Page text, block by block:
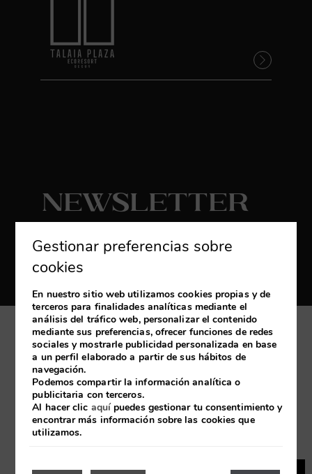
Newsletter
Reciba las últimas novedades y promociones
exclusivas
Mi reserva
Desarrollado pormirai
Aviso Legal
Política de cookies
Gestionar preferencias sobre
cookies
En nuestro sitio web utilizamos cookies propias y de
terceros para finalidades analíticas mediante el
análisis del tráfico web, personalizar el contenido
mediante sus preferencias, ofrecer funciones de redes
sociales y mostrarle publicidad personalizada en base
a un perfil elaborado a partir de sus hábitos de
navegación.
Podemos compartir la información analítica o
publicitaria con terceros.
Al hacer clic aquípuedes gestionar tu consentimiento y
encontrar más información sobre las cookies que
utilizamos.